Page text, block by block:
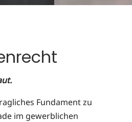
Fundament zu
im gewerblichen